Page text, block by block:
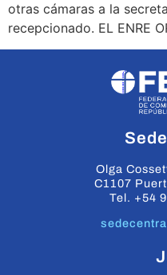
otras cámaras a la
recepcionado. EL ENRE
Olga
C1107
Tel. +54